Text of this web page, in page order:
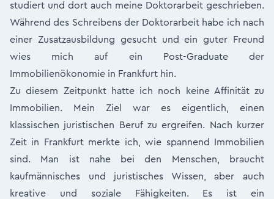
studiert und dort auch meine Doktorarbeit geschrieben.
Während des Schreibens der Doktorarbeit habe ich nach
einer Zusatzausbildung gesucht und ein guter Freund
wies mich auf ein Post-Graduate der
Immobilienökonomie in Frankfurt hin.
Zu diesem Zeitpunkt hatte ich noch keine Affinität zu
Immobilien. Mein Ziel war es eigentlich, einen
klassischen juristischen Beruf zu ergreifen. Nach kurzer
Zeit in Frankfurt merkte ich, wie spannend Immobilien
sind. Man ist nahe bei den Menschen, braucht
kaufmännisches und juristisches Wissen, aber auch
kreative und soziale Fähigkeiten. Es ist ein